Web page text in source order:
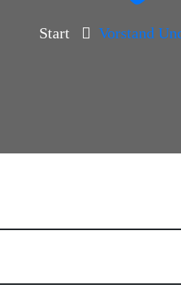
Start Vorstand